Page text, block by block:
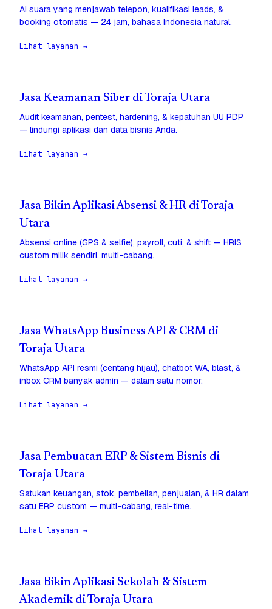
AI suara yang menjawab telepon, kualifikasi leads, &
booking otomatis — 24 jam, bahasa Indonesia natural.
Lihat layanan →
Jasa Keamanan Siber di Toraja Utara
Audit keamanan, pentest, hardening, & kepatuhan UU PDP
— lindungi aplikasi dan data bisnis Anda.
Lihat layanan →
Jasa Bikin Aplikasi Absensi & HR di Toraja
Utara
Absensi online (GPS & selfie), payroll, cuti, & shift — HRIS
custom milik sendiri, multi-cabang.
Lihat layanan →
Jasa WhatsApp Business API & CRM di
Toraja Utara
WhatsApp API resmi (centang hijau), chatbot WA, blast, &
inbox CRM banyak admin — dalam satu nomor.
Lihat layanan →
Jasa Pembuatan ERP & Sistem Bisnis di
Toraja Utara
Satukan keuangan, stok, pembelian, penjualan, & HR dalam
satu ERP custom — multi-cabang, real-time.
Lihat layanan →
Jasa Bikin Aplikasi Sekolah & Sistem
Akademik di Toraja Utara